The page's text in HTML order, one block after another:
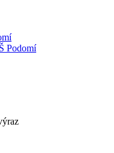
Podomí